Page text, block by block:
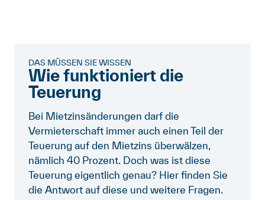
DAS MÜSSEN SIE WISSEN
Wie funktioniert die
Teuerung
Bei Mietzinsänderungen darf die
Vermieterschaft immer auch einen Teil der
Teuerung auf den Mietzins überwälzen,
nämlich 40 Prozent. Doch was ist diese
Teuerung eigentlich genau? Hier finden Sie
die Antwort auf diese und weitere Fragen.